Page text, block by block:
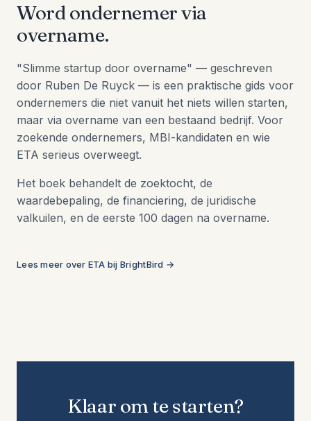
Word ondernemer via
overname.
"Slimme startup door overname" — geschreven
door Ruben De Ruyck — is een praktische gids voor
ondernemers die niet vanuit het niets willen starten,
maar via overname van een bestaand bedrijf. Voor
zoekende ondernemers, MBI-kandidaten en wie
ETA serieus overweegt.
Het boek behandelt de zoektocht, de
waardebepaling, de financiering, de juridische
valkuilen, en de eerste 100 dagen na overname.
Lees meer over ETA bij BrightBird
Klaar om te starten?